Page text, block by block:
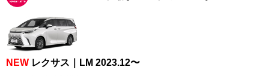
NEW レクサス｜LM 2023.12〜